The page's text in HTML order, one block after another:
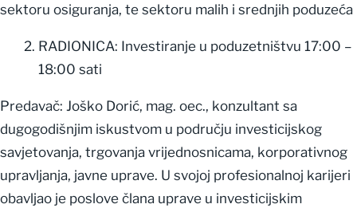
sektoru osiguranja, te sektoru malih i srednjih poduzeća
RADIONICA: Investiranje u poduzetništvu 17:00 –
18:00 sati
Predavač: Joško Dorić, mag. oec., konzultant sa
dugogodišnjim iskustvom u području investicijskog
savjetovanja, trgovanja vrijednosnicama, korporativnog
upravljanja, javne uprave. U svojoj profesionalnoj karijeri
obavljao je poslove člana uprave u investicijskim